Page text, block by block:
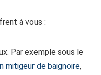
à vous :
Par exemple sous le
mitigeur de baignoire,